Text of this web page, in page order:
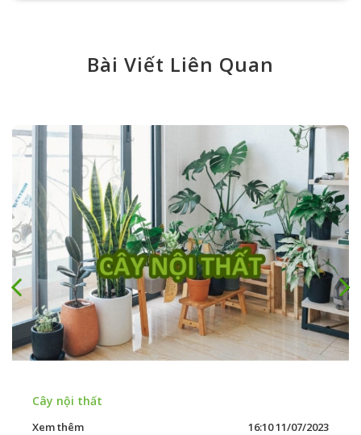
Bài Viết Liên Quan
Cây nội thất
Xem thêm 16:10 11/07/2023